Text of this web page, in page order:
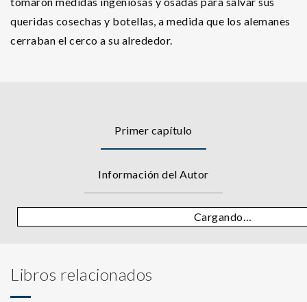
queridas cosechas y botellas, a medida que los alemanes
cerraban el cerco a su alrededor.
Primer capítulo
Información del Autor
Cargando…
Libros relacionados